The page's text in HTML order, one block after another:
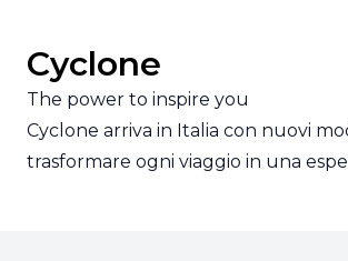
Cyclone
The power to inspire you
Cyclone arriva in Italia con nuovi
trasformare ogni viaggio in una